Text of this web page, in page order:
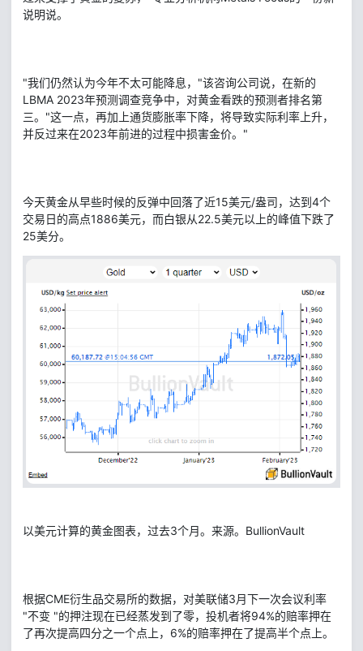
说明说。
"我们仍然认为今年不太可能降息，"该咨询公司说，在新的
LBMA 2023年预测调查竞争中，对黄金看跌的预测者排名第
三。"这一点，再加上通货膨胀率下降，将导致实际利率上升，
并反过来在2023年前进的过程中损害金价。"
今天黄金从早些时候的反弹中回落了近15美元/盎司，达到4个
交易日的高点1886美元，而白银从22.5美元以上的峰值下跌了
25美分。
以美元计算的黄金图表，过去3个月。来源。BullionVault
根据CME衍生品交易所的数据，对美联储3月下一次会议利率
"不变 "的押注现在已经蒸发到了零，投机者将94%的赔率押在
了再次提高四分之一个点上，6%的赔率押在了提高半个点上。